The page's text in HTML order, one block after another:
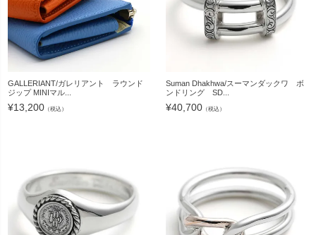
GALLERIANT/ガレリアント ラウンド
ジップ MINIマル...
¥13,200 （税込）
Suman Dhakhwa/スーマンダックワ ボ
ンドリング SD...
¥40,700 （税込）